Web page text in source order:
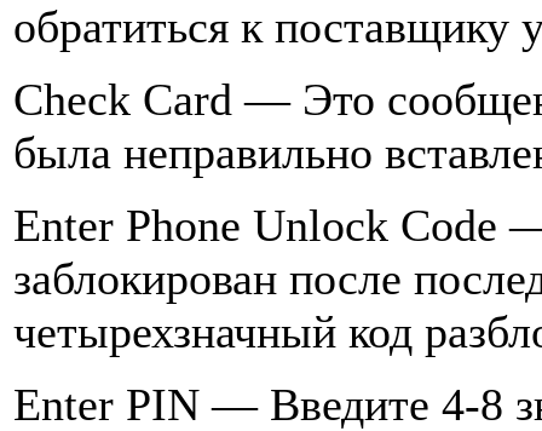
обратиться к поставщику
Check Card — Это
была неправильно
Enter Phone Unlock
заблокирован после
четырехзначный код
Enter PIN — Введите 4-8